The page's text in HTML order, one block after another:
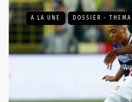
A LA UNE DOSSIER - THEMA